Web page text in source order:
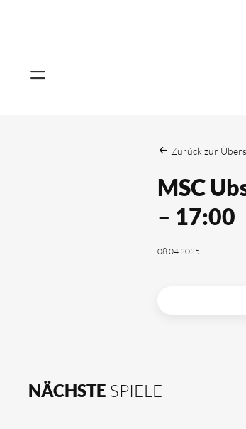
Zurück zur
MSC
– 17:00
08.04.2025
NÄCHSTE SPIELE